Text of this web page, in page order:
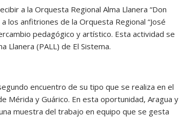
a la Orquesta Regional Alma Llanera “Don
los anfitriones de la Orquesta Regional “José
pedagógico y artístico. Esta actividad se
Llanera (PALL) de El Sistema.
encuentro de su tipo que se realiza en el
Mérida y Guárico. En esta oportunidad, Aragua y
muestra del trabajo en equipo que se gesta